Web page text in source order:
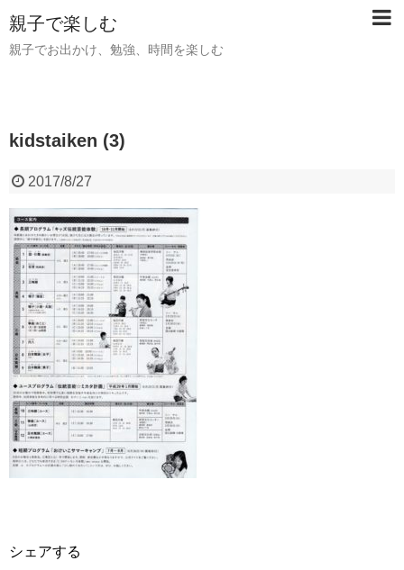
親子で楽しむ
親子でお出かけ、勉強、時間を楽しむ
kidstaiken (3)
2017/8/27
シェアする